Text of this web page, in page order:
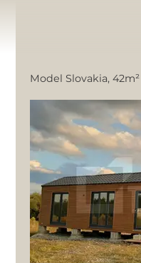
Model Slovakia, 42m²